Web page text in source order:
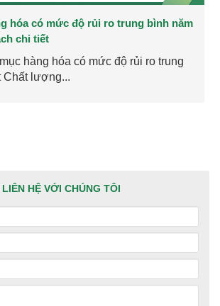
hóa có mức độ rủi ro trung bình năm
chi tiết
hàng hóa có mức độ rủi ro trung
Chất lượng...
LIÊN HỆ VỚI CHÚNG TÔI